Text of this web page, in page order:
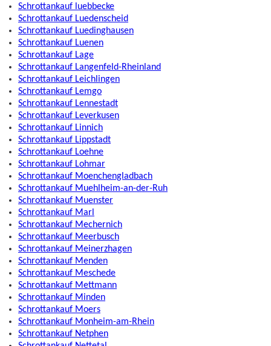
Schrottankauf luebbecke
Schrottankauf Luedenscheid
Schrottankauf Luedinghausen
Schrottankauf Luenen
Schrottankauf Lage
Schrottankauf Langenfeld-Rheinland
Schrottankauf Leichlingen
Schrottankauf Lemgo
Schrottankauf Lennestadt
Schrottankauf Leverkusen
Schrottankauf Linnich
Schrottankauf Lippstadt
Schrottankauf Loehne
Schrottankauf Lohmar
Schrottankauf Moenchengladbach
Schrottankauf Muehlheim-an-der-Ruh
Schrottankauf Muenster
Schrottankauf Marl
Schrottankauf Mechernich
Schrottankauf Meerbusch
Schrottankauf Meinerzhagen
Schrottankauf Menden
Schrottankauf Meschede
Schrottankauf Mettmann
Schrottankauf Minden
Schrottankauf Moers
Schrottankauf Monheim-am-Rhein
Schrottankauf Netphen